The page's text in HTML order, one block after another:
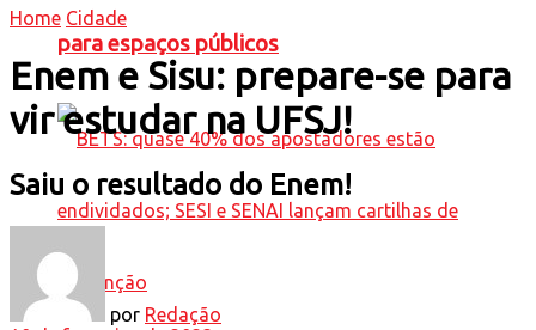
para espaços públicos
Home Cidade
Enem e Sisu: prepare-se para
vir estudar na UFSJ!
Saiu o resultado do Enem!
por Redação